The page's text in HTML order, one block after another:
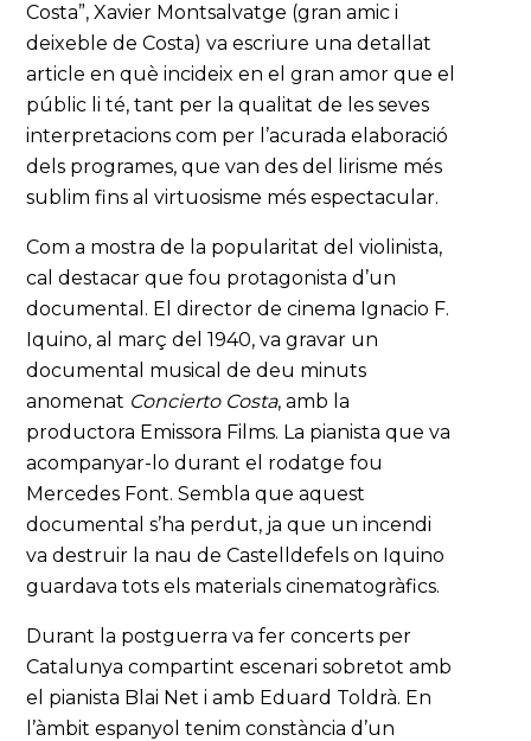
Costa”, Xavier Montsalvatge (gran amic i
deixeble de Costa) va escriure una detallat
article en què incideix en el gran amor que el
públic li té, tant per la qualitat de les seves
interpretacions com per l’acurada elaboració
dels programes, que van des del lirisme més
sublim fins al virtuosisme més espectacular.
Com a mostra de la popularitat del violinista,
cal destacar que fou protagonista d’un
documental. El director de cinema Ignacio F.
Iquino, al març del 1940, va gravar un
documental musical de deu minuts
anomenat Concierto Costa, amb la
productora Emissora Films. La pianista que va
acompanyar-lo durant el rodatge fou
Mercedes Font. Sembla que aquest
documental s’ha perdut, ja que un incendi
va destruir la nau de Castelldefels on Iquino
guardava tots els materials cinematogràfics.
Durant la postguerra va fer concerts per
Catalunya compartint escenari sobretot amb
el pianista Blai Net i amb Eduard Toldrà. En
l’àmbit espanyol tenim constància d’un